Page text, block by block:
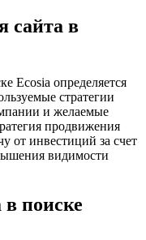
сайта в
Ecosia определяется
стратегии
и желаемые
продвижения
от инвестиций за счет
видимости
в поиске